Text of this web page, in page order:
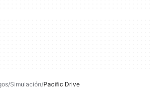
Simulación Pacific Drive